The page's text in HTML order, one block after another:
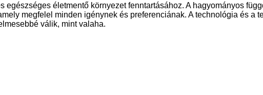
egészséges életmentő környezet fenntartásához. A hagyományos
megfelel minden igénynek és preferenciának. A technológia és a
válik, mint valaha.